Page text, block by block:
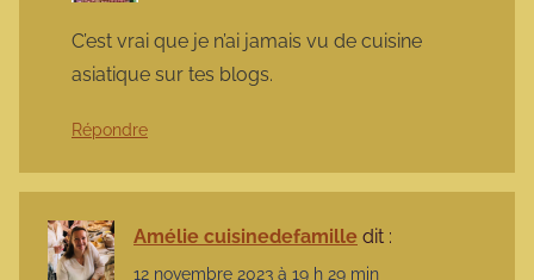
C’est vrai que je n’ai jamais vu de cuisine
asiatique sur tes blogs.
Répondre
Amélie cuisinedefamille dit :
12 novembre 2023 à 19 h 29 min